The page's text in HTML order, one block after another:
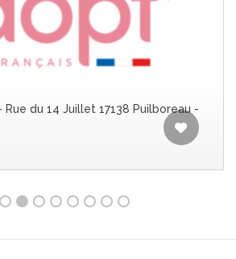
Rue du 14 Juillet 17138 Puilboreau -